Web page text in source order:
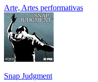
Arte, Artes performativas
Snap Judgment